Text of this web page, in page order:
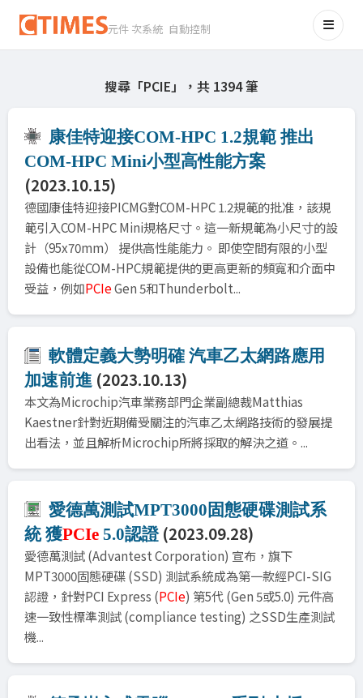
元件 次系統 自動控制
搜尋「PCIE」，共 1394 筆
康佳特迎接COM-HPC 1.2規範 推出
COM-HPC Mini小型高性能方案
(2023.10.15)
德國康佳特迎接PICMG對COM-HPC 1.2規範的批准，該規
範引入COM-HPC Mini規格尺寸。這一新規範為小尺寸的設
計（95x70mm） 提供高性能能力。 即使空間有限的小型
設備也能從COM-HPC規範提供的更高更新的頻寬和介面中
受益，例如PCIeGen 5和Thunderbolt...
軟體定義大勢明確 汽車乙太網路應用
加速前進(2023.10.13)
本文為Microchip汽車業務部門企業副總裁Matthias
Kaestner針對近期備受關注的汽車乙太網路技術的發展提
出看法，並且解析Microchip所將採取的解決之道。...
愛德萬測試MPT3000固態硬碟測試系
統 獲PCIe 5.0認證(2023.09.28)
愛德萬測試 (Advantest Corporation) 宣布，旗下
MPT3000固態硬碟 (SSD) 測試系統成為第一款經PCI-SIG
認證，針對PCI Express (PCIe) 第5代 (Gen 5或5.0) 元件高
速一致性標準測試 (compliance testing) 之SSD生產測試
機...